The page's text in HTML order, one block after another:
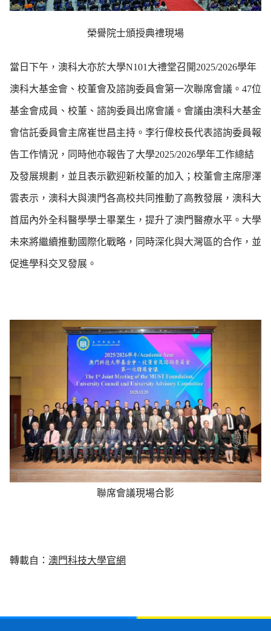
榮譽院士頒授典禮現場
當日下午，澳科大亦於大學N101 大禮堂召開2025/2026學年
澳科大基金會、校董會及諮詢委員會第一次聯席會議。 47位
基金會成員、校董、諮詢委員出席會議。會議由澳科大基金
會信託委員會主席崔世昌主持。李行偉校長代表諮詢委員報
告工作情況，同時他亦報告了大學2025/2026學年工作總結
及發展規劃，並且表示歡迎新校董的加入；校董會主席廖澤
雲表示，澳科大與澳門各高校共同推動了高教發展，澳科大
首屆內外全科醫學學士畢業生，提升了澳門醫療水平。大學
未來將繼續推動國際化戰略，同時深化與大灣區的合作，並
促進學科交叉發展。
聯席會議現場合影
轉載自： 澳門科技大學官網